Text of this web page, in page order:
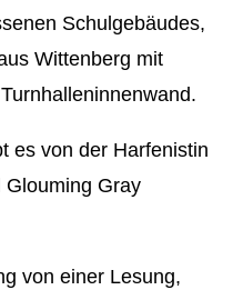
Schulgebäudes,
Wittenberg mit
es von der Harfenistin
Glouming Gray
von einer Lesung,